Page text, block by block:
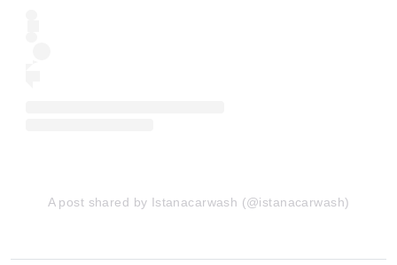
A post shared by Istanacarwash (@istanacarwash)